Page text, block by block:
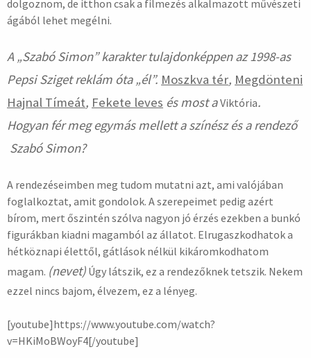
dolgoznom, de itthon csak a filmezés alkalmazott művészeti
ágából lehet megélni.
A „Szabó Simon” karakter tulajdonképpen az 1998-as
Pepsi Sziget reklám óta „él”. Moszkva tér, Megdönteni
Hajnal Tímeát, Fekete leves és most aViktória.
Hogyan fér meg egymás mellett a színész és a rendező
Szabó Simon?
A rendezéseimben meg tudom mutatni azt, ami valójában
foglalkoztat, amit gondolok. A szerepeimet pedig azért
bírom, mert őszintén szólva nagyon jó érzés ezekben a bunkó
figurákban kiadni magamból az állatot. Elrugaszkodhatok a
hétköznapi élettől, gátlások nélkül kikáromkodhatom
magam. (nevet) Úgy látszik, ez a rendezőknek tetszik. Nekem
ezzel nincs bajom, élvezem, ez a lényeg.
[youtube]https://www.youtube.com/watch?
v=HKiMoBWoyF4[/youtube]